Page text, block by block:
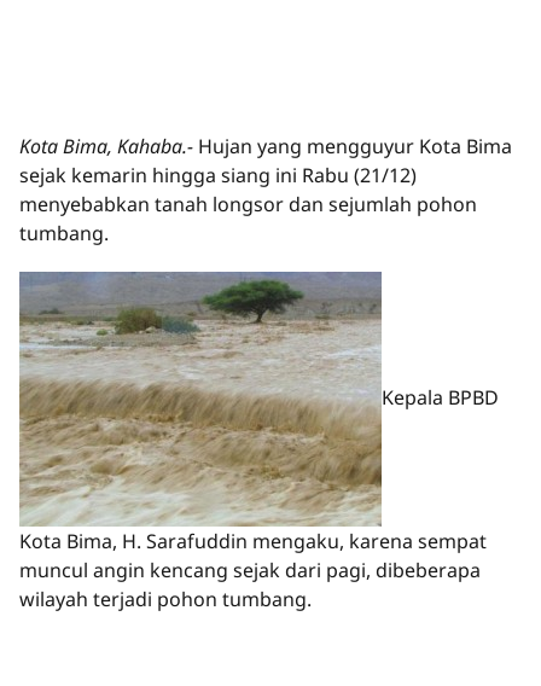
Kota Bima, Kahaba.- Hujan yang mengguyur Kota Bima
sejak kemarin hingga siang ini Rabu (21/12)
menyebabkan tanah longsor dan sejumlah pohon
tumbang.
Kepala BPBD
Kota Bima, H. Sarafuddin mengaku, karena sempat
muncul angin kencang sejak dari pagi, dibeberapa
wilayah terjadi pohon tumbang.